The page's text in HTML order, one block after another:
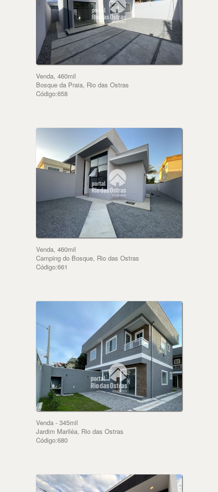
Venda, 460mil
Bosque da Praia, Rio das Ostras
Código:658
Venda, 460mil
Camping do Bosque, Rio das Ostras
Código:661
Venda - 345mil
Jardim Mariléa, Rio das Ostras
Código:680